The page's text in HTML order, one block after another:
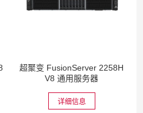
超聚变 FusionServer 2258H
V8 通用服务器
详细信息